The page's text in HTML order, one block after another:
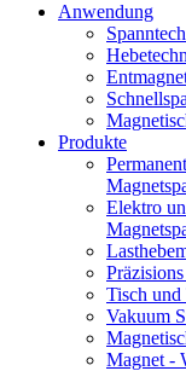
Anwendung
Produkte
Elektro
Tisch und
Vakuum
Magnet -